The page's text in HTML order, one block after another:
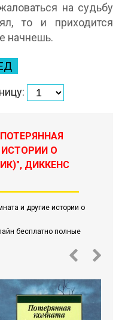
на судьбу
то и приходится
начнешь.
О
ДИККЕНС
и другие истории о
бесплатно полные